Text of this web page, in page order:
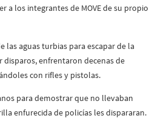
a los integrantes de MOVE de su propio
las aguas turbias para escapar de la
enfrentaron decenas de
con rifles y pistolas.
para demostrar que no llevaban
enfurecida de policías les dispararan.